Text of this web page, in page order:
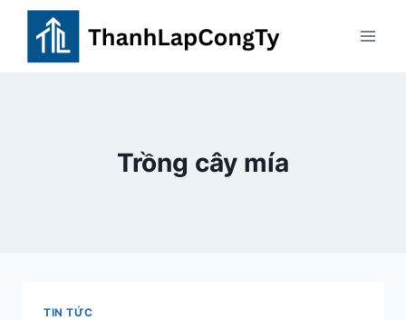
Skip
content
Trồng cây mía
TIN TỨC